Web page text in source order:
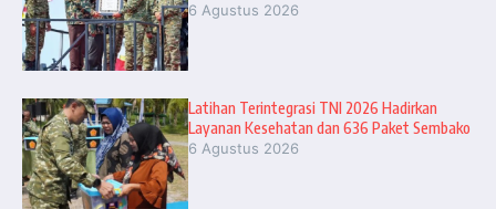
6 Agustus 2026
Latihan Terintegrasi TNI 2026 Hadirkan
Layanan Kesehatan dan 636 Paket Sembako
6 Agustus 2026